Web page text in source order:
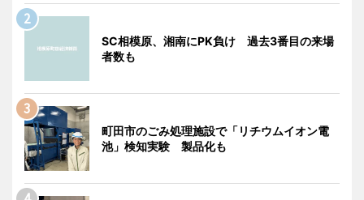
SC相模原、湘南にPK負け 過去3番目の来場
者数も
町田市のごみ処理施設で「リチウムイオン電
池」検知実験 製品化も